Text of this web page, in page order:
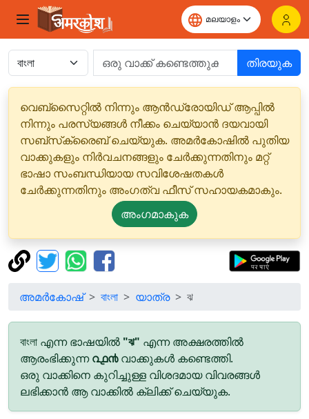
തിരയുക
വെബ്‌സൈറ്റിൽ നിന്നും ആൻഡ്രോയിഡ് ആപ്പിൽ
നിന്നും പരസ്യങ്ങൾ നീക്കം ചെയ്യാൻ ദയവായി
സബ്‌സ്‌ക്രൈബ് ചെയ്യുക. അമർകോഷിൽ പുതിയ
വാക്കുകളും നിർവചനങ്ങളും ചേർക്കുന്നതിനും മറ്റ്
ഭാഷാ സംബന്ധിയായ സവിശേഷതകൾ
ചേർക്കുന്നതിനും അംഗത്വ ഫീസ് സഹായകമാകും.
അംഗമാകുക
അമർകോഷ് বাংলা യാത്ര ঝ
বাংলা എന്ന ഭാഷയിൽ "ঝ" എന്ന അക്ഷരത്തിൽ
ആരംഭിക്കുന്ന൨൧൯വാക്കുകൾ കണ്ടെത്തി.
ഒരു വാക്കിനെ കുറിച്ചുള്ള വിശദമായ വിവരങ്ങൾ
ലഭിക്കാൻ ആ വാക്കിൽ ക്ലിക്ക് ചെയ്യുക.